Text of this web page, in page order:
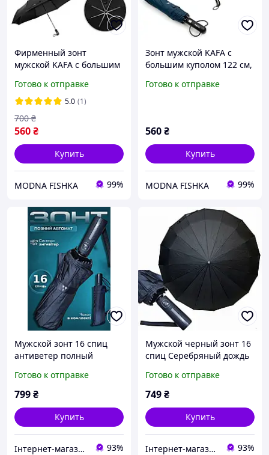
Фирменный зонт
мужской KAFA с большим
антиветер, черный
Готово к отправке
5.0 (1)
560₴
700 ₴
Купить
MODNA FISHKA 99%
Зонт мужской KAFA с
большим куполом 122 см,
темно-синий (fb)
Готово к отправке
560₴
Купить
MODNA FISHKA 99%
Мужской зонт 16 спиц
антиветер полный
складной с куполом
Серебряный дождь
Готово к отправке
799₴
Купить
Інтернет-магазин Твій Вибір 93%
Мужской черный зонт 16
спиц Серебряный дождь
автомат прочный
складной с куполом от
Готово к отправке
749₴
Купить
Інтернет-магазин Твій Вибір 93%